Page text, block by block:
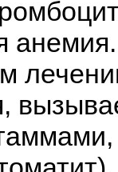
анемия.